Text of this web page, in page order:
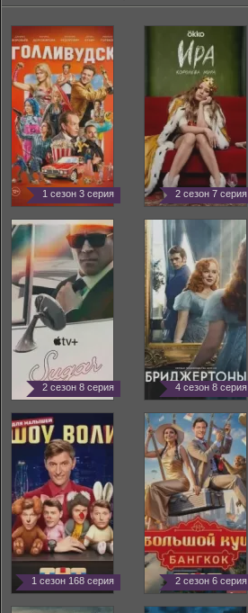
1 сезон 3 серия 2 сезон 7 серия
2 сезон 8 серия 4 сезон 8 серия
1 сезон 168 серия 2 сезон 6 серия